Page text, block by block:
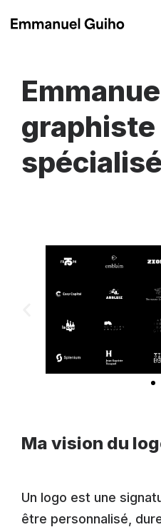
graphiste
Ma vision du
Un logo est une
être personnalisé,